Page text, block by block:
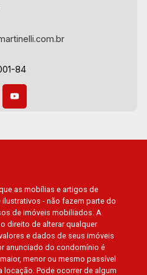
84
as mobílias e artigos de
- não fazem parte do
de imóveis mobiliados. A
direito de alterar qualquer
e dados de seus imóveis
anunciado do condomínio é
menor ou mesmo passível
locação. Pode ocorrer de algum